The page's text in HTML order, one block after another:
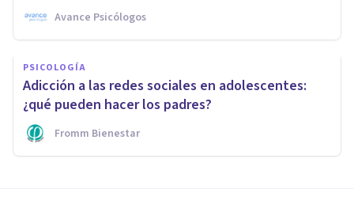
Avance Psicólogos
PSICOLOGÍA
Adicción a las redes sociales en adolescentes:
¿qué pueden hacer los padres?
Fromm Bienestar